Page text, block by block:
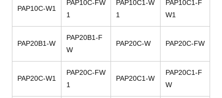
PAP10C-W1
PAP10C-FW
1
PAP10C1-W
1
PAP10C1-F
W1
PAP20B1-W
PAP20B1-F
W
PAP20C-W PAP20C-FW
PAP20C-W1
PAP20C-FW
1
PAP20C1-W
PAP20C1-F
W